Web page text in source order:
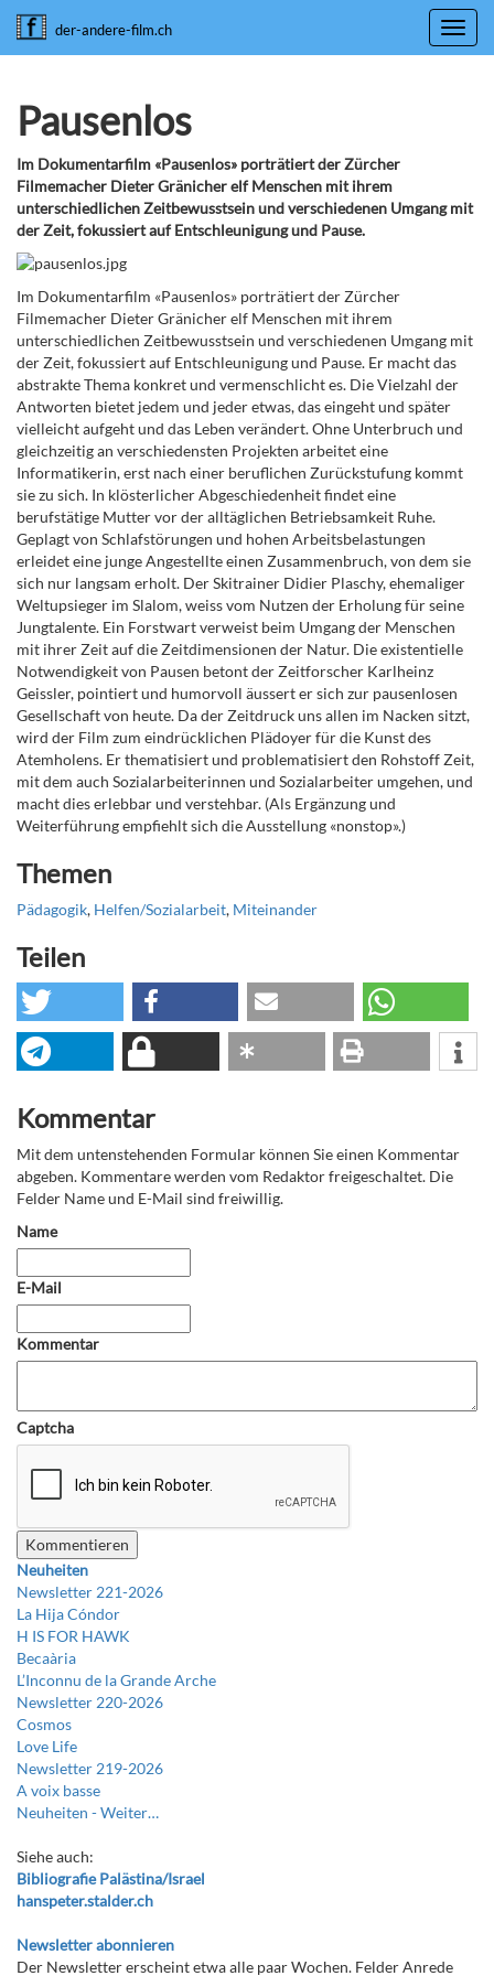
der-andere-film.ch
Pausenlos
Im Dokumentarfilm «Pausenlos» porträtiert der Zürcher
Filmemacher Dieter Gränicher elf Menschen mit ihrem
unterschiedlichen Zeitbewusstsein und verschiedenen Umgang mit
der Zeit, fokussiert auf Entschleunigung und Pause.
Im Dokumentarfilm «Pausenlos» porträtiert der Zürcher
Filmemacher Dieter Gränicher elf Menschen mit ihrem
unterschiedlichen Zeitbewusstsein und verschiedenen Umgang mit
der Zeit, fokussiert auf Entschleunigung und Pause. Er macht das
abstrakte Thema konkret und vermenschlicht es. Die Vielzahl der
Antworten bietet jedem und jeder etwas, das eingeht und später
vielleicht aufgeht und das Leben verändert. Ohne Unterbruch und
gleichzeitig an verschiedensten Projekten arbeitet eine
Informatikerin, erst nach einer beruflichen Zurückstufung kommt
sie zu sich. In klösterlicher Abgeschiedenheit findet eine
berufstätige Mutter vor der alltäglichen Betriebsamkeit Ruhe.
Geplagt von Schlafstörungen und hohen Arbeitsbelastungen
erleidet eine junge Angestellte einen Zusammenbruch, von dem sie
sich nur langsam erholt. Der Skitrainer Didier Plaschy, ehemaliger
Weltupsieger im Slalom, weiss vom Nutzen der Erholung für seine
Jungtalente. Ein Forstwart verweist beim Umgang der Menschen
mit ihrer Zeit auf die Zeitdimensionen der Natur. Die existentielle
Notwendigkeit von Pausen betont der Zeitforscher Karlheinz
Geissler, pointiert und humorvoll äussert er sich zur pausenlosen
Gesellschaft von heute. Da der Zeitdruck uns allen im Nacken sitzt,
wird der Film zum eindrücklichen Plädoyer für die Kunst des
Atemholens. Er thematisiert und problematisiert den Rohstoff Zeit,
mit dem auch Sozialarbeiterinnen und Sozialarbeiter umgehen, und
macht dies erlebbar und verstehbar. (Als Ergänzung und
Weiterführung empfiehlt sich die Ausstellung «nonstop».)
Themen
Pädagogik, Helfen/Sozialarbeit, Miteinander
Teilen
Kommentar
Mit dem untenstehenden Formular können Sie einen Kommentar
abgeben. Kommentare werden vom Redaktor freigeschaltet. Die
Felder Name und E-Mail sind freiwillig.
Name
E-Mail
Kommentar
Captcha
Neuheiten
Newsletter 221-2026
La Hija Cóndor
H IS FOR HAWK
Becaària
L’Inconnu de la Grande Arche
Newsletter 220-2026
Cosmos
Love Life
Newsletter 219-2026
A voix basse
Neuheiten -Weiter…
Siehe auch:
Bibliografie Palästina/Israel
hanspeter.stalder.ch
Newsletter abonnieren
Der Newsletter erscheint etwa alle paar Wochen. Felder Anrede